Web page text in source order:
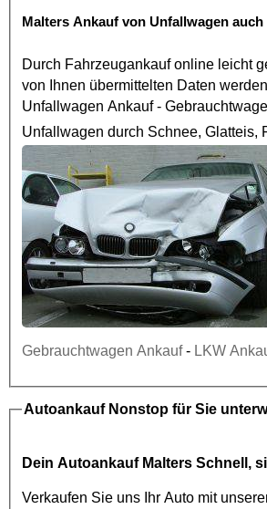
Malters Ankauf von Unfallwagen auch
Durch Fahrzeugankauf online leicht
von Ihnen übermittelten Daten
Unfallwagen Ankauf-
Unfallwagen durch Schnee, Glatteis,
Gebrauchtwagen Ankauf- LKW
AutoankaufNonstop für Sie
Dein Autoankauf Malters Schnell,
Verkaufen Sie uns Ihr Auto mit